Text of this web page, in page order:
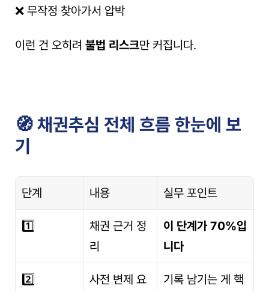
❌ 무작정 찾아가서 압박
이런 건 오히려 불법 리스크만 커집니다.
🧭 채권추심 전체 흐름 한눈에 보
기
단계 내용 실무 포인트
1️⃣
채권 근거 정
리
이 단계가 70%입
니다
2️⃣
사전 변제 요
기록 남기는 게 핵